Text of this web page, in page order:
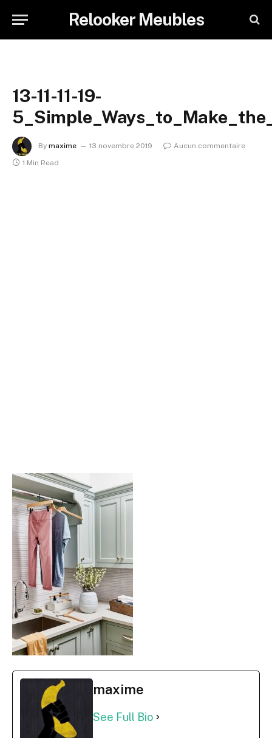
Relooker Meubles
13-11-11-19-
By maxime 13 novembre 2019
Aucun commentaire
1 Min Read
maxime
See Full Bio